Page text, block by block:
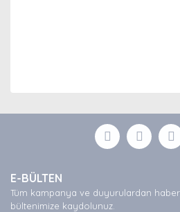
Yorum Yaz
formunu kullanarak tarafımıza
Görüş ve önerileriniz için
Ürün açıklamasında eksik bilgiler
Ürün bilgilerinde hatalar bulunuyor.
E-BÜLTEN
Tüm kampanya ve duyurulardan
bültenimize kaydolunuz.